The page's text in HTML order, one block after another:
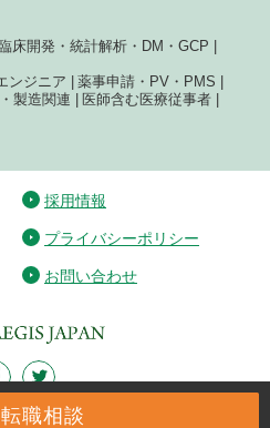
床開発・統計解析・DM・GCP
ンジニア
薬事申請・PV・PMS
製造関連
医師含む医療従事者
採用情報
プライバシーポリシー
お問い合わせ
Co.,Ltd. All Right Reserved.
職相談